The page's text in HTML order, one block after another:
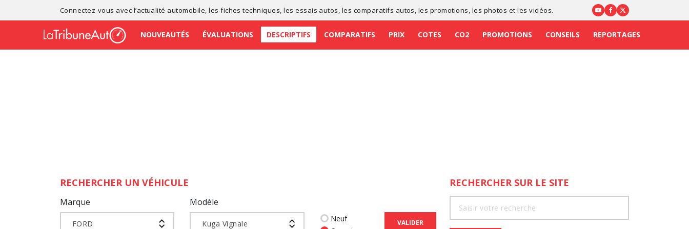
Connectez-vous avec l’actualité automobile , lesfiches techniques , lesessais autos , les comparatifs autos , les promotions , les photos et les vidéos.
NOUVEAUTÉS ÉVALUATIONS DESCRIPTIFS COMPARATIFS PRIX COTES CO2 PROMOTIONS CONSEILS REPORTAGES
RECHERCHER UN VÉHICULE
Marque
FORD
Modèle
Kuga Vignale
Neuf
VALIDER
RECHERCHER SUR LE SITE